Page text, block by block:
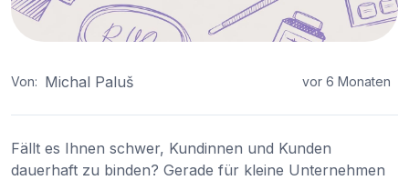
Von: Michal Paluš vor 6 Monaten
Fällt es Ihnen schwer, Kundinnen und Kunden
dauerhaft zu binden? Gerade für kleine Unternehmen